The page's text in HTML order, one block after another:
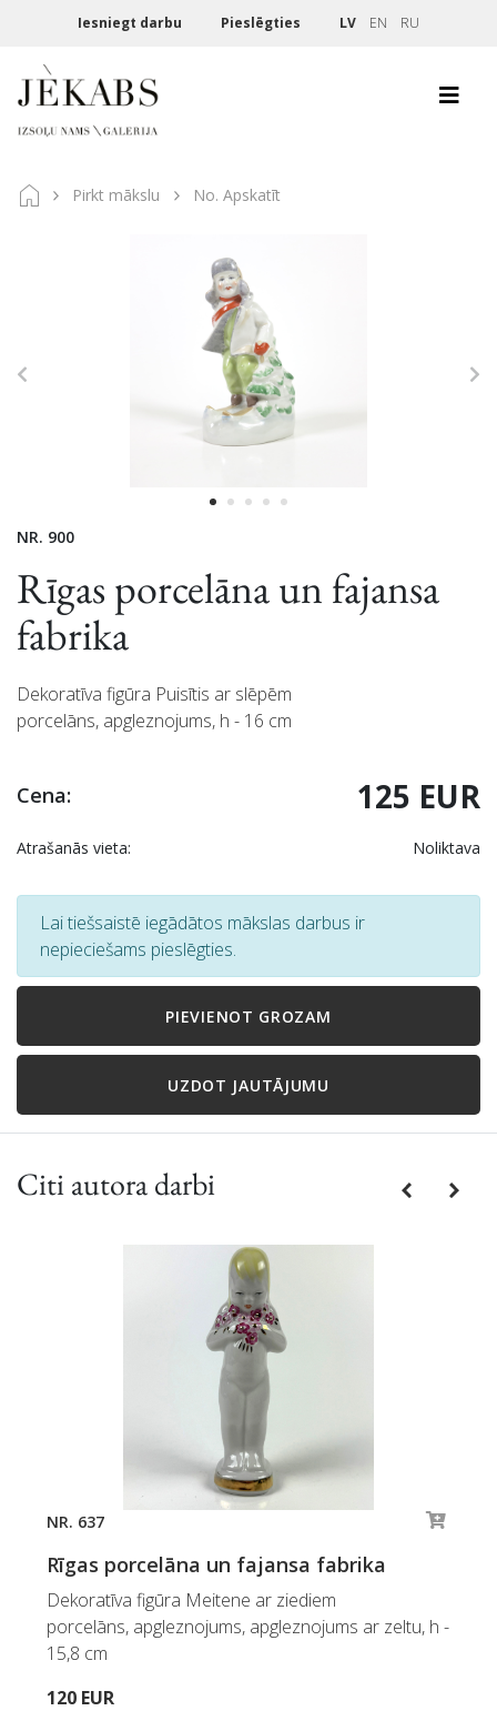
Iesniegt darbu Pieslēgties LV EN RU
Pirkt mākslu No. Apskatīt
NR. 900
Rīgas porcelāna un fajansa
fabrika
Dekoratīva figūra Puisītis ar slēpēm
porcelāns, apgleznojums, h - 16 cm
Cena: 125 EUR
Atrašanās vieta: Noliktava
Lai tiešsaistē iegādātos mākslas darbus ir
nepieciešams pieslēgties.
PIEVIENOT GROZAM
UZDOT JAUTĀJUMU
Citi autora darbi PreviousNext
NR. 637
Rīgas porcelāna un fajansa fabrika
Dekoratīva figūra Meitene ar ziediem
porcelāns, apgleznojums, apgleznojums ar zeltu, h -
15,8 cm
120 EUR